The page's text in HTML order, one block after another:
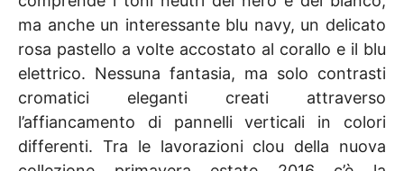
ma anche un interessante blu navy, un delicato
rosa pastello a volte accostato al corallo e il blu
elettrico. Nessuna fantasia, ma solo contrasti
cromatici eleganti creati attraverso
l’affiancamento di pannelli verticali in colori
differenti. Tra le lavorazioni clou della nuova